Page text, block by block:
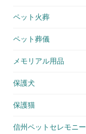
ペット火葬
ペット葬儀
メモリアル用品
保護犬
保護猫
信州ペットセレモニー